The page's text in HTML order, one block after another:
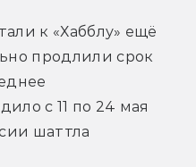
к «Хабблу» ещё
продлили срок
с 11 по 24 мая
шаттла